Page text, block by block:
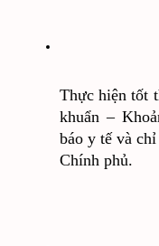
Thực hiện tốt
khuẩn –
báo y tế và
Chính phủ.